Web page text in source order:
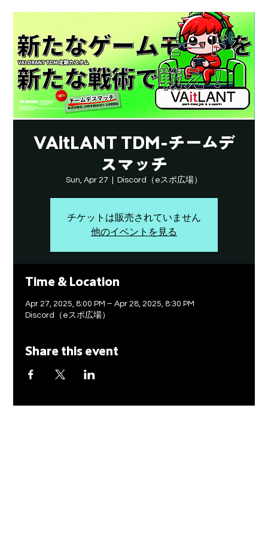
VAitLANT TDM-チームデ
スマッチ
Sun, Apr 27 Discord（eスポ広場）
チケットは販売されていません
他のイベントを見る
Time & Location
Apr 27, 2025, 8:00 PM – Apr 28, 2025, 8:30 PM
Discord（eスポ広場）
Share this event